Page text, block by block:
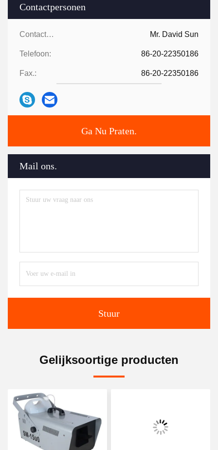
Contactpersonen
Contactpersonen: Mr. David Sun
Telefoon: 86-20-22350186
Fax.: 86-20-22350186
Ga Nu Praten.
Mail ons.
Stuur
Gelijksoortige producten